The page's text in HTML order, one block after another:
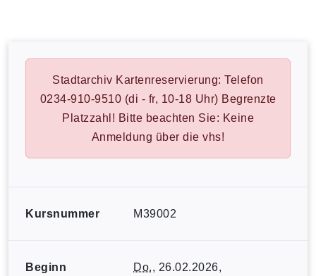
Stadtarchiv Kartenreservierung: Telefon
0234-910-9510 (di - fr, 10-18 Uhr) Begrenzte
Platzzahl! Bitte beachten Sie: Keine
Anmeldung über die vhs!
Kursnummer M39002
Beginn Do., 26.02.2026,